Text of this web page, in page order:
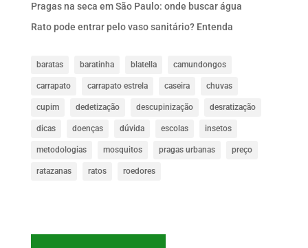
Pragas na seca em São Paulo: onde buscar água
Rato pode entrar pelo vaso sanitário? Entenda
baratas baratinha blatella camundongos
carrapato carrapato estrela caseira chuvas
cupim dedetização descupinização desratização
dicas doenças dúvida escolas insetos
metodologias mosquitos pragas urbanas preço
ratazanas ratos roedores